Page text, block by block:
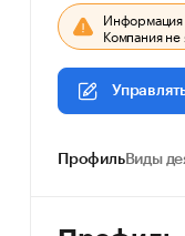
Информация
Компания
ПрофильВиды